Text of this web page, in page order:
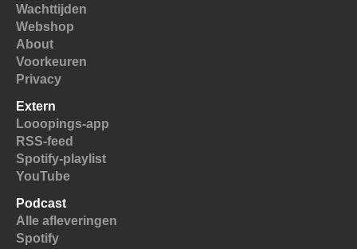
Wachttijden
Webshop
About
Voorkeuren
Privacy
Extern
Looopings-app
RSS-feed
Spotify-playlist
YouTube
Podcast
Alle afleveringen
Spotify